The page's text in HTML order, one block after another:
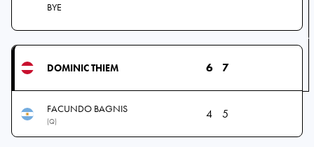
BYE
DOMINIC THIEM 6 7
FACUNDO BAGNIS
(Q)
4 5